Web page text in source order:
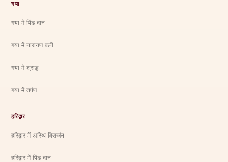
गया
गया में पिंड दान
गया में नारायण बली
गया में श्राद्ध
गया में तर्पण
हरिद्वार
हरिद्वार में अस्थि विसर्जन
हरिद्वार में पिंड दान